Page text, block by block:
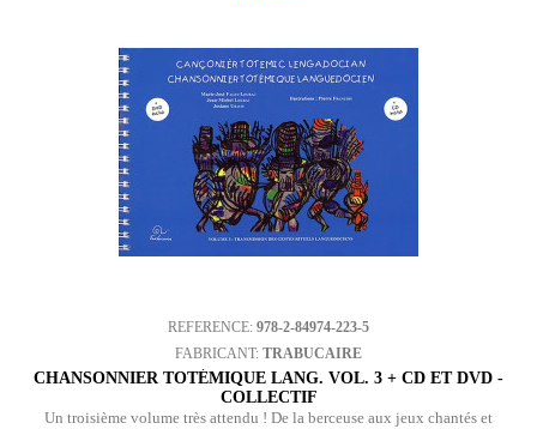
REFERENCE: 978-2-84974-223-5
FABRICANT: TRABUCAIRE
CHANSONNIER TOTÉMIQUE LANG. VOL. 3 + CD ET DVD -
COLLECTIF
Un troisième volume très attendu ! De la berceuse aux jeux chantés et